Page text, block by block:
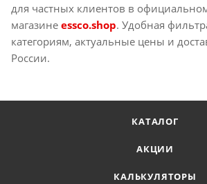
для частных клиентов в
магазине essco.shop. Удобная
категориям, актуальные цены и
России.
КАТАЛОГ
АКЦИИ
КАЛЬКУЛЯТОРЫ